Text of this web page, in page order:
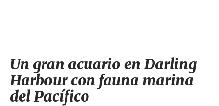
Un gran acuario en Darling
Harbour con fauna marina
del Pacífico